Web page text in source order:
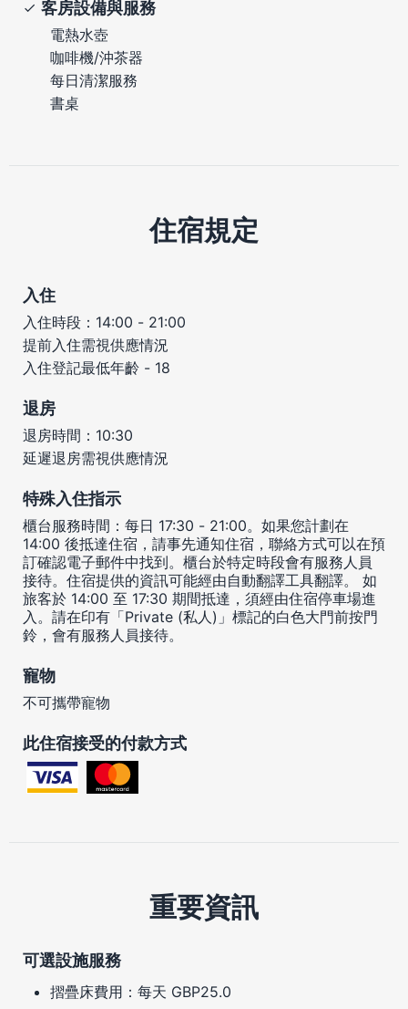
客房設備與服務
電熱水壺
咖啡機/沖茶器
每日清潔服務
書桌
住宿規定
入住
入住時段：14:00 - 21:00
提前入住需視供應情況
入住登記最低年齡 - 18
退房
退房時間：10:30
延遲退房需視供應情況
特殊入住指示
櫃台服務時間：每日 17:30 - 21:00。如果您計劃在
14:00 後抵達住宿，請事先通知住宿，聯絡方式可以在預
訂確認電子郵件中找到。櫃台於特定時段會有服務人員
接待。住宿提供的資訊可能經由自動翻譯工具翻譯。 如
旅客於 14:00 至 17:30 期間抵達，須經由住宿停車場進
入。請在印有「Private (私人)」標記的白色大門前按門
鈴，會有服務人員接待。
寵物
不可攜帶寵物
此住宿接受的付款方式
重要資訊
可選設施服務
摺疊床費用：每天 GBP25.0